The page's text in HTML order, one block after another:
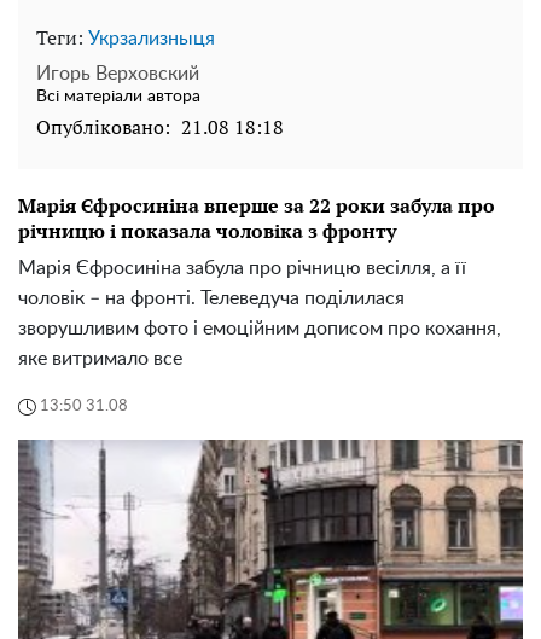
Теги: Укрзализныця
Игорь Верховский
Всі матеріали автора
Опубліковано: 21.08 18:18
Марія Єфросиніна вперше за 22 роки забула про
річницю і показала чоловіка з фронту
Марія Єфросиніна забула про річницю весілля, а її
чоловік – на фронті. Телеведуча поділилася
зворушливим фото і емоційним дописом про кохання,
яке витримало все
13:50 31.08